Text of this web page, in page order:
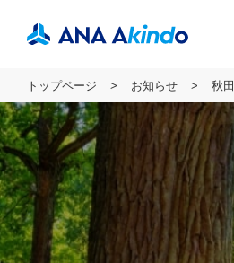
トップページ お知らせ 秋